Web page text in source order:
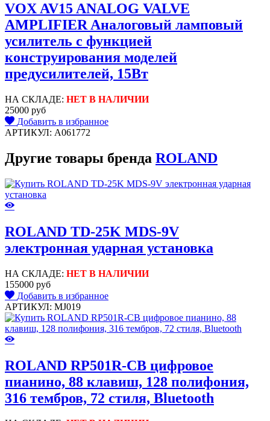
VOX AV15 ANALOG VALVE
AMPLIFIER Aналоговый ламповый
усилитель с функцией
конструирования моделей
предусилителей, 15Вт
НА СКЛАДЕ: НЕТ В НАЛИЧИИ
25000 руб
Добавить в избранное
АРТИКУЛ: A061772
Другие товары бренда ROLAND
ROLAND TD-25K MDS-9V
электронная ударная установка
НА СКЛАДЕ: НЕТ В НАЛИЧИИ
155000 руб
Добавить в избранное
АРТИКУЛ: MJ019
ROLAND RP501R-CB цифровое
пианино, 88 клавиш, 128 полифония,
316 тембров, 72 стиля, Bluetooth